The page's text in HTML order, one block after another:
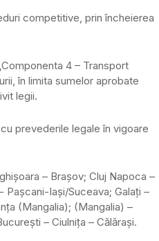
competitive, prin încheierea
4 – Transport
în limita sumelor aprobate
legii.
prevederile legale în vigoare
– Brașov; Cluj Napoca –
Pașcani-Iași/Suceava; Galați –
(Mangalia); (Mangalia) –
– Ciulnița – Călărași.